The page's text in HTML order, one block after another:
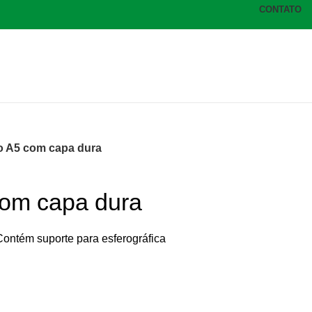
CONTATO
A5 com capa dura
capa dura
suporte para esferográfica